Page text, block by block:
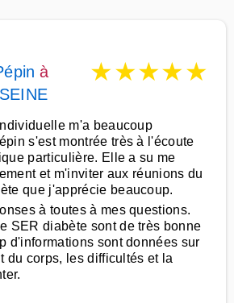
à
★★★★★
m'a beaucoup
s'est montrée très à l'écoute
particulière. Elle a su me
et m'inviter aux réunions du
que j'apprécie beaucoup.
à toutes à mes questions.
SER diabète sont de très bonne
d'informations sont données sur
du corps, les difficultés et la